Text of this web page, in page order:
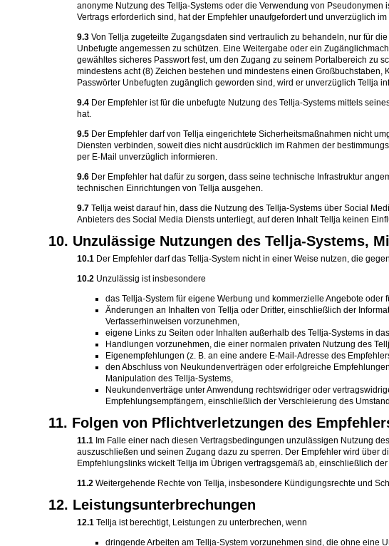
anonyme Nutzung des Tellja-Systems oder die Verwendung von
Vertrags erforderlich sind, hat der Empfehler unaufgefordert und unverzüglich
9.3 Von Tellja zugeteilte Zugangsdaten sind vertraulich zu behandeln, nur für
Unbefugte angemessen zu schützen. Eine Weitergabe oder ein
gewähltes sicheres Passwort fest, um den Zugang zu seinem Portalbereich zu
mindestens acht (8) Zeichen bestehen und mindestens einen
Passwörter Unbefugten zugänglich geworden sind, wird er unverzüglich Tellja
9.4 Der Empfehler ist für die unbefugte Nutzung des Tellja-Systems mittels
hat.
9.5 Der Empfehler darf von Tellja eingerichtete Sicherheitsmaßnahmen nicht
Diensten verbinden, soweit dies nicht ausdrücklich im Rahmen der
per E-Mail unverzüglich informieren.
9.6 Der Empfehler hat dafür zu sorgen, dass seine technische Infrastruktur
technischen Einrichtungen von Tellja ausgehen.
9.7 Tellja weist darauf hin, dass die Nutzung des Tellja-Systems über Social
Anbieters des Social Media Diensts unterliegt, auf deren Inhalt Tellja keinen
10. Unzulässige Nutzungen des Tellja-Systems,
10.1 Der Empfehler darf das Tellja-System nicht in einer Weise nutzen, die
10.2 Unzulässig ist insbesondere
das Tellja-System für eigene Werbung und kommerzielle Angebote oder
Änderungen an Inhalten von Tellja oder Dritter, einschließlich der
Verfasserhinweisen vorzunehmen,
eigene Links zu Seiten oder Inhalten außerhalb des Tellja-Systems in
Handlungen vorzunehmen, die einer normalen privaten Nutzung des
Eigenempfehlungen (z. B. an eine andere E-Mail-Adresse des
den Abschluss von Neukundenverträgen oder erfolgreiche
Manipulation des Tellja-Systems,
Neukundenverträge unter Anwendung rechtswidriger oder
Empfehlungsempfängern, einschließlich der Verschleierung des
11. Folgen von Pflichtverletzungen des
11.1 Im Falle einer nach diesen Vertragsbedingungen unzulässigen Nutzung
auszuschließen und seinen Zugang dazu zu sperren. Der Empfehler wird über
Empfehlungslinks wickelt Tellja im Übrigen vertragsgemäß ab, einschließlich
11.2 Weitergehende Rechte von Tellja, insbesondere Kündigungsrechte und
12. Leistungsunterbrechungen
12.1 Tellja ist berechtigt, Leistungen zu unterbrechen, wenn
dringende Arbeiten am Tellja-System vorzunehmen sind, die ohne eine